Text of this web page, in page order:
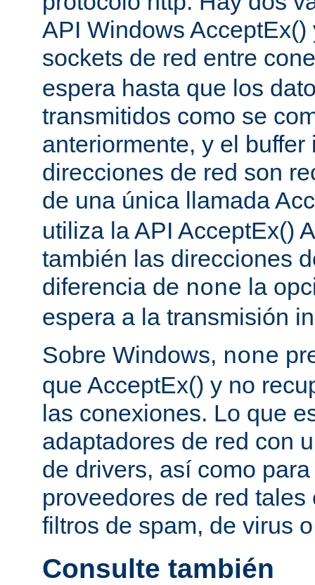
API Windows
sockets de red entre
espera hasta que los
transmitidos como se
anteriormente, y el
direcciones de red son
de una única llamada
utiliza la API AcceptEx()
también las direcciones
diferencia de none la
espera a la transmisión
Sobre Windows, none
que AcceptEx() y no
las conexiones. Lo que
adaptadores de red con
de drivers, así como
proveedores de red
filtros de spam, de virus
Consulte también